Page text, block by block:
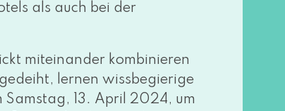
als auch bei der
mit­ein­an­der kom­bi­nie­ren
ler­nen wiss­be­gie­ri­ge
Samstag, 13. April 2024, um